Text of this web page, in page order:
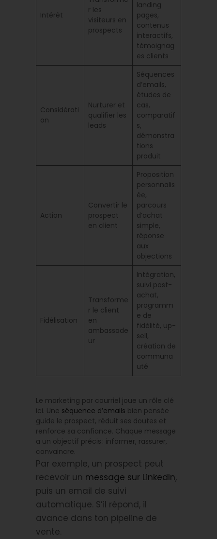
Intérêt
r les
visiteurs en
prospects
landing
pages,
contenus
interactifs,
témoignag
es clients
Considérati
on
Nurturer et
qualifier les
leads
Séquences
d’emails,
études de
cas,
comparatif
s,
démonstra
tions
produit
Action
Convertir le
prospect
en client
Proposition
personnalis
ée,
parcours
d’achat
simple,
réponse
aux
objections
Fidélisation
Transforme
r le client
en
ambassade
ur
Intégration,
suivi post-
achat,
programm
e de
fidélité, up-
sell,
création de
communa
uté
Le marketing par courriel joue un rôle clé
ici. Une séquence d’emails bien pensée
guide le prospect, réduit ses doutes et
renforce sa confiance. Chaque message
a un objectif précis : informer, rassurer,
convaincre.
Par exemple, un prospect peut
recevoir un message sur LinkedIn,
puis un email de suivi
automatique. S’il répond, il
avance dans ton pipeline de
vente.